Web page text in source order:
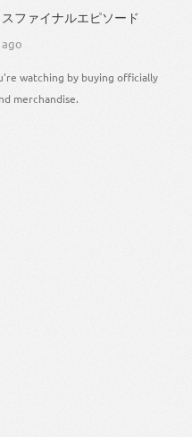
ファイナルエピソード
ago
watching by buying officially
merchandise.